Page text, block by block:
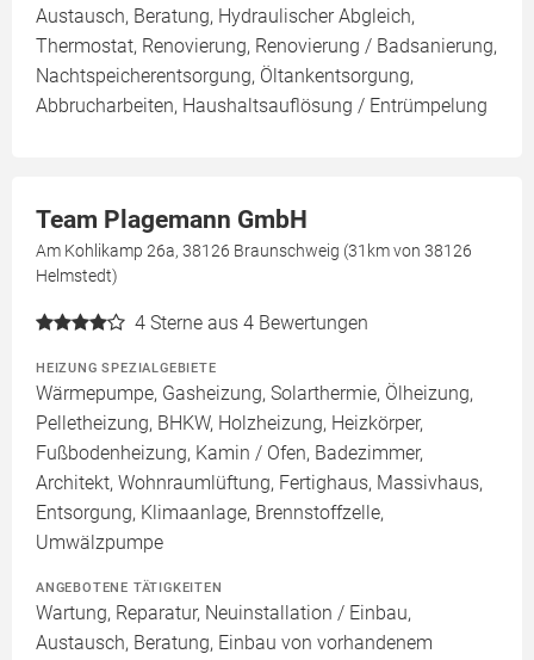
Austausch, Beratung, Hydraulischer Abgleich,
Thermostat, Renovierung, Renovierung / Badsanierung,
Nachtspeicherentsorgung, Öltankentsorgung,
Abbrucharbeiten, Haushaltsauflösung / Entrümpelung
Team Plagemann GmbH
Am Kohlikamp 26a, 38126 Braunschweig (31km von 38126
Helmstedt)
4 Sterne aus 4 Bewertungen
HEIZUNG SPEZIALGEBIETE
Wärmepumpe, Gasheizung, Solarthermie, Ölheizung,
Pelletheizung, BHKW, Holzheizung, Heizkörper,
Fußbodenheizung, Kamin / Ofen, Badezimmer,
Architekt, Wohnraumlüftung, Fertighaus, Massivhaus,
Entsorgung, Klimaanlage, Brennstoffzelle,
Umwälzpumpe
ANGEBOTENE TÄTIGKEITEN
Wartung, Reparatur, Neuinstallation / Einbau,
Austausch, Beratung, Einbau von vorhandenem